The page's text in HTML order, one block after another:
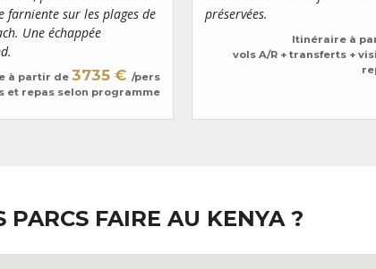
préservé du tourisme de masse. Laissez-vous porter par
immortalisez chaque couleur avec émerveillement.
farniente sur les plages de
Une échappée
à partir de 3735 € /pers
et repas selon programme
préservées.
Itinéraire à
vols A/R + transferts +
PARCS FAIRE AU KENYA ?